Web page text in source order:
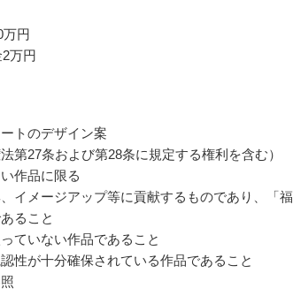
円
万円
トのデザイン案
第27条および第28条に規定する権利を含む）
作品に限る
イメージアップ等に貢献するものであり、「福
ること
ていない作品であること
性が十分確保されている作品であること